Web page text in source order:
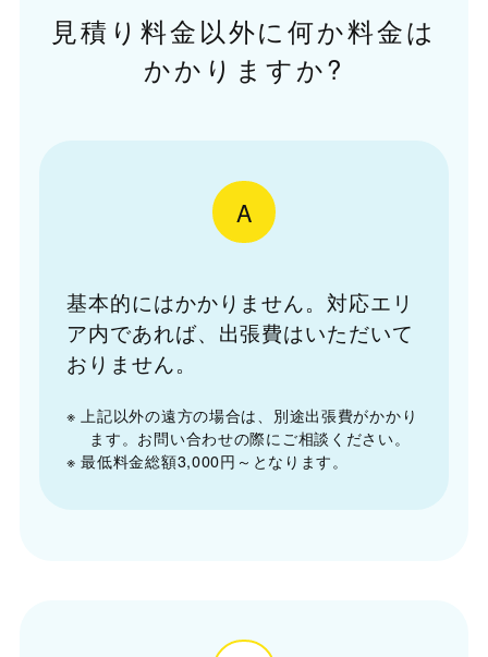
見積り料金以外に何か料金は
かかりますか?
A
基本的にはかかりません。対応エリ
ア内であれば、出張費はいただいて
おりません。
※ 上記以外の遠方の場合は、別途出張費がかかり
ます。お問い合わせの際にご相談ください。
※ 最低料金総額3,000円～となります。